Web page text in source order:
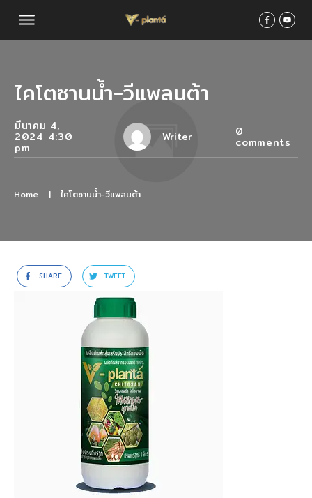
ไคโตซานน้ำ-วีแพลนต้า
มีนาคม 4,
2024 4:30
pm
Writer 0
comments
Home | ไคโตซานน้ำ-วีแพลนต้า
SHARE TWEET